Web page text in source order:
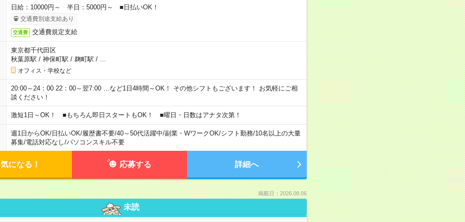
日給：10000円～ 半日：5000円～ ■日払いOK！
交通費別途支給あり
交通費 交通費規定支給
東京都千代田区
秋葉原駅 / 神保町駅 / 麹町駅 / …
オフィス・学校など
20:00～24：00 22：00～翌7:00 …など1日4時間～OK！ その他シフトもございます！ お気軽にご相
談ください！
激短1日～OK！ ■もちろん即日スタートもOK！ ■曜日・日数はアナタ次第！
週1日からOK/日払いOK/履歴書不要/40～50代活躍中/副業・WワークOK/シフト勤務/10名以上の大量
募集/電話対応なし/パソコンスキル不要
気になる！ 応募する 詳細へ
掲載日：2026.08.06
未読